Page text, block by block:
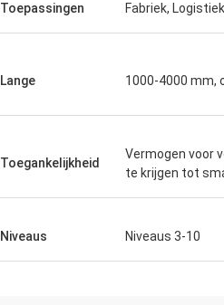
Toepassingen Fabriek,
Lange 1000-4000 mm,
Toegankelijkheid
Vermogen voor
te krijgen tot
Niveaus Niveaus 3-10